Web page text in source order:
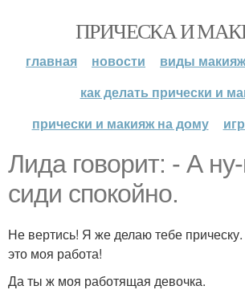
ПРИЧЕСКА И
главная новости
виды
как делать прически и
прически и макияж на дому
Лида говорит: - А ну-
сиди спокойно.
Не вертись! Я же делаю тебе
это моя работа!
Да ты ж моя работящая девочка.